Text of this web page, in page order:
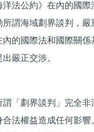
法公約》在內的國
謂海域劃界談判，嚴
的國際法和國際關
嚴正交涉。
「劃界談判」完全
法權益造成任何影